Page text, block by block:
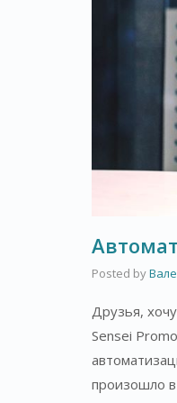
Posted by
Друзья,
Sensei
произошло